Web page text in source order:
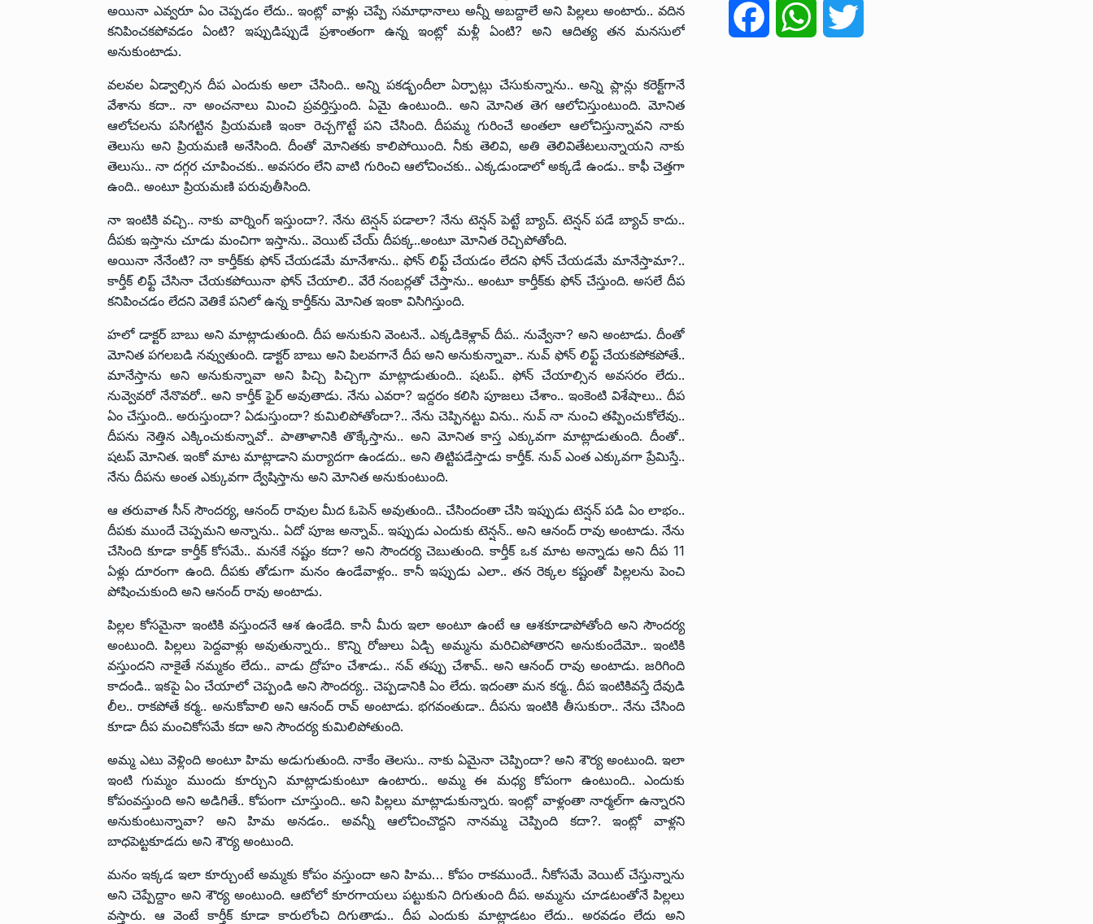
అయినా ఎవ్వరూ ఏం చెప్పడం లేదు.. ఇంట్లో వాళ్లు చెప్పే సమాధానాలు అన్నీ అబద్దాలే అని పిల్లలు అంటారు.. వదిన
కనిపించకపోవడం ఏంటి? ఇప్పుడిప్పుడే ప్రశాంతంగా ఉన్న ఇంట్లో మళ్లీ ఏంటి? అని ఆదిత్య తన మనసులో
అనుకుంటాడు.
వలవల ఏడ్వాల్సిన దీప ఎందుకు అలా చేసింది.. అన్ని పకడ్భందీలా ఏర్పాట్లు చేసుకున్నాను.. అన్ని ప్లాన్లు కరెక్ట్‌గానే
వేశాను కదా.. నా అంచనాలు మించి ప్రవర్తిస్తుంది. ఏమై ఉంటుంది.. అని మోనిత తెగ ఆలోచిస్తుంటుంది. మోనిత
ఆలోచలను పసిగట్టిన ప్రియమణి ఇంకా రెచ్చగొట్టే పని చేసింది. దీపమ్మ గురించే అంతలా ఆలోచిస్తున్నావని నాకు
తెలుసు అని ప్రియమణి అనేసింది. దీంతో మోనితకు కాలిపోయింది. నీకు తెలివి, అతి తెలివితేటలున్నాయని నాకు
తెలుసు.. నా దగ్గర చూపించకు.. అవసరం లేని వాటి గురించి ఆలోచించకు.. ఎక్కడుండాలో అక్కడే ఉండు.. కాఫీ చెత్తగా
ఉంది.. అంటూ ప్రియమణి పరువుతీసింది.
నా ఇంటికి వచ్చి.. నాకు వార్నింగ్ ఇస్తుందా?. నేను టెన్షన్ పడాలా? నేను టెన్షన్ పెట్టే బ్యాచ్. టెన్షన్ పడే బ్యాచ్ కాదు..
దీపకు ఇస్తాను చూడు మంచిగా ఇస్తాను.. వెయిట్ చేయ్ దీపక్క..అంటూ మోనిత రెచ్చిపోతోంది.
అయినా నేనేంటి? నా కార్తీక్‌కు ఫోన్ చేయడమే మానేశాను.. ఫోన్ లిఫ్ట్ చేయడం లేదని ఫోన్ చేయడమే మానేస్తామా?..
కార్తీక్ లిఫ్ట్ చేసినా చేయకపోయినా ఫోన్ చేయాలి.. వేరే నంబర్లతో చేస్తాను.. అంటూ కార్తీక్‌కు ఫోన్ చేస్తుంది. అసలే దీప
కనిపించడం లేదని వెతికే పనిలో ఉన్న కార్తీక్‌ను మోనిత ఇంకా విసిగిస్తుంది.
హలో డాక్టర్ బాబు అని మాట్లాడుతుంది. దీప అనుకుని వెంటనే.. ఎక్కడికెళ్లావ్ దీప.. నువ్వేనా? అని అంటాడు. దీంతో
మోనిత పగలబడి నవ్వుతుంది. డాక్టర్ బాబు అని పిలవగానే దీప అని అనుకున్నావా.. నువ్ ఫోన్ లిఫ్ట్ చేయకపోకపోతే..
మానేస్తాను అని అనుకున్నావా అని పిచ్చి పిచ్చిగా మాట్లాడుతుంది.. షటప్.. ఫోన్ చేయాల్సిన అవసరం లేదు..
నువ్వెవరో నేనొవరో.. అని కార్తీక్ ఫైర్ అవుతాడు. నేను ఎవరా? ఇద్దరం కలిసి పూజలు చేశాం.. ఇంకెంటి విశేషాలు.. దీప
ఏం చేస్తుంది.. అరుస్తుందా? ఏడుస్తుందా? కుమిలిపోతోందా?.. నేను చెప్పినట్టు విను.. నువ్ నా నుంచి తప్పించుకోలేవు..
దీపను నెత్తిన ఎక్కించుకున్నావో.. పాతాళానికి తొక్కేస్తాను.. అని మోనిత కాస్త ఎక్కువగా మాట్లాడుతుంది. దీంతో..
షటప్ మోనిత. ఇంకో మాట మాట్లాడాని మర్యాదగా ఉండదు.. అని తిట్టిపడేస్తాడు కార్తీక్. నువ్ ఎంత ఎక్కువగా ప్రేమిస్తే..
నేను దీపను అంత ఎక్కువగా ద్వేషిస్తాను అని మోనిత అనుకుంటుంది.
ఆ తరువాత సీన్‌ సౌందర్య, ఆనంద్ రావుల మీద ఓపెన్ అవుతుంది.. చేసిందంతా చేసి ఇప్పుడు టెన్షన్ పడి ఏం లాభం..
దీపకు ముందే చెప్పమని అన్నాను.. ఏదో పూజ అన్నావ్.. ఇప్పుడు ఎందుకు టెన్షన్.. అని ఆనంద్ రావు అంటాడు. నేను
చేసింది కూడా కార్తీక్ కోసమే.. మనకే నష్టం కదా? అని సౌందర్య చెబుతుంది. కార్తీక్ ఒక మాట అన్నాడు అని దీప 11
ఏళ్లు దూరంగా ఉంది. దీపకు తోడుగా మనం ఉండేవాళ్లం.. కానీ ఇప్పుడు ఎలా.. తన రెక్కల కష్టంతో పిల్లలను పెంచి
పోషించుకుంది అని ఆనంద్ రావు అంటాడు.
పిల్లల కోసమైనా ఇంటికి వస్తుందనే ఆశ ఉండేది. కానీ మీరు ఇలా అంటూ ఉంటే ఆ ఆశకూడాపోతోంది అని సౌందర్య
అంటుంది. పిల్లలు పెద్దవాళ్లు అవుతున్నారు.. కొన్ని రోజులు ఏడ్చి అమ్మను మరిచిపోతారని అనుకుందేమో.. ఇంటికి
వస్తుందని నాకైతే నమ్మకం లేదు.. వాడు ద్రోహం చేశాడు.. నవ్ తప్పు చేశావ్.. అని ఆనంద్ రావు అంటాడు. జరిగింది
కాదండి.. ఇకపై ఏం చేయాలో చెప్పండి అని సౌందర్య.. చెప్పడానికి ఏం లేదు. ఇదంతా మన కర్మ.. దీప ఇంటికివస్తే దేవుడి
లీల.. రాకపోతే కర్మ.. అనుకోవాలి అని ఆనంద్ రావ్ అంటాడు. భగవంతుడా.. దీపను ఇంటికి తీసుకురా.. నేను చేసింది
కూడా దీప మంచికోసమే కదా అని సౌందర్య కుమిలిపోతుంది.
అమ్మ ఎటు వెళ్లింది అంటూ హిమ అడుగుతుంది. నాకేం తెలసు.. నాకు ఏమైనా చెప్పిందా? అని శౌర్య అంటుంది. ఇలా
ఇంటి గుమ్మం ముందు కూర్చుని మాట్లాడుకుంటూ ఉంటారు.. అమ్మ ఈ మధ్య కోపంగా ఉంటుంది.. ఎందుకు
కోపంవస్తుంది అని అడిగితే.. కోపంగా చూస్తుంది.. అని పిల్లలు మాట్లాడుకున్నారు. ఇంట్లో వాళ్లంతా నార్మల్‌గా ఉన్నారని
అనుకుంటున్నావా? అని హిమ అనడం.. అవన్నీ ఆలోచించొద్దని నానమ్మ చెప్పింది కదా?. ఇంట్లో వాళ్లని
బాధపెట్టకూడదు అని శౌర్య అంటుంది.
మనం ఇక్కడ ఇలా కూర్చుంటే అమ్మకు కోపం వస్తుందా అని హిమ… కోపం రాకముందే.. నీకోసమే వెయిట్ చేస్తున్నాను
అని చెప్పేద్దాం అని శౌర్య అంటుంది. ఆటోలో కూరగాయలు పట్టుకుని దిగుతుంది దీప. అమ్మను చూడటంతోనే పిల్లలు
వస్తారు. ఆ వెంటే కార్తీక్ కూడా కారులోంచి దిగుతాడు.. దీప ఎందుకు మాట్లాడటం లేదు.. అరవడం లేదు అని
o
W